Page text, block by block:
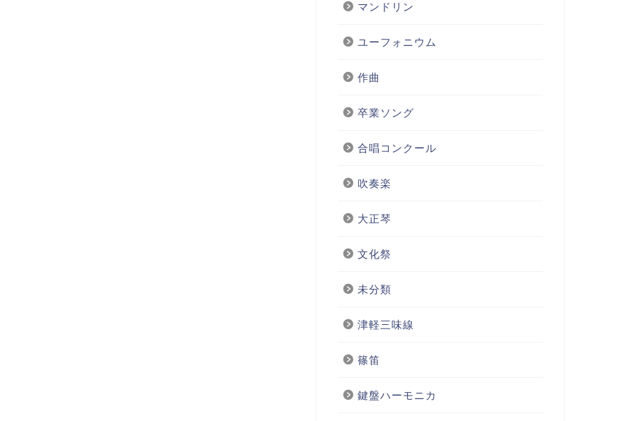
マンドリン
ユーフォニウム
作曲
卒業ソング
合唱コンクール
吹奏楽
大正琴
文化祭
未分類
津軽三味線
篠笛
鍵盤ハーモニカ